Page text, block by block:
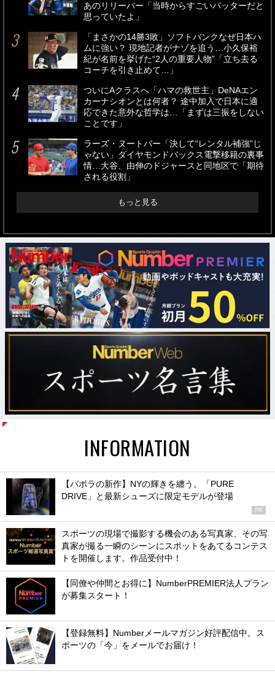
あのリリーバー「当時からすごいバッターだと
思っていたよ」
「まさかの14勝3敗」ソフトバンクなぜ日本ハ
ムに強い？ 現地記者がナゾを追う…小久保裕
紀が名前を挙げた“2人の重要人物”「立ち去る
コーチを引き止めて…」
ついにAクラスへ「ハマの救世主」DeNAエン
カーナシオンとは何者？ 途中加入で日本に適
応できた意外な哲学は…「まずは三振をしない
ことです」
ラーズ・ヌートバー「決して“レンタル補強”じ
ゃない」ダイヤモンドバックス電撃移籍の裏事
情…大谷、由伸のドジャースと同地区で「期待
される役割」
もっと見る
INFORMATION
【バボラの新作】NYの輝きを纏う。「PURE
DRIVE」と最新シューズに限定モデルが登場
PR
スポーツの現場で撮影する機会のある写真家、その写
真家が撮る一瞬のシーンにスポットをあてるコンテス
トを開催します。作品受付中！
【同僚や仲間とお得に】NumberPREMIER法人プラン
が募集スタート！
【登録無料】Numberメールマガジン好評配信中。ス
ポーツの「今」をメールでお届け！